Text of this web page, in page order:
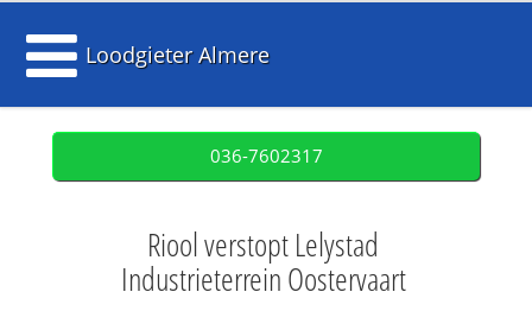
Loodgieter Almere
036-7602317
Riool verstopt Lelystad
Industrieterrein Oostervaart